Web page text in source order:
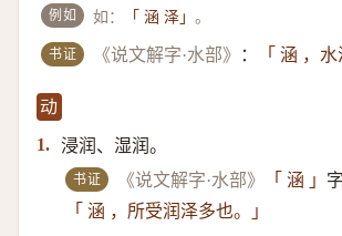
例如 如： 「 涵 泽」。
书证 《说文解字·水部》 ： 「 涵 ，
动
1. 浸润、湿润。
书证 《说文解字·水部》 「 涵 」
「 涵 ，所受润泽多也。」